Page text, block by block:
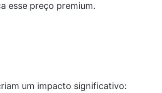
esse preço premium.
um impacto significativo: